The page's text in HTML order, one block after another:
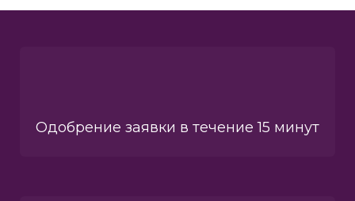
Одобрение заявки в течение 15 минут